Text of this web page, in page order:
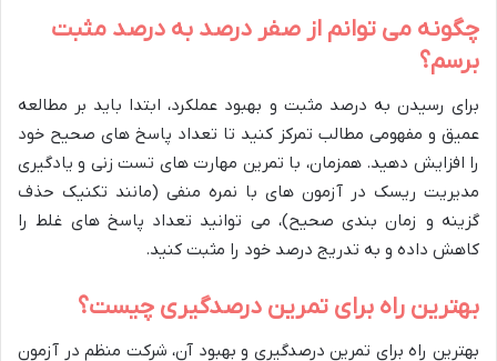
چگونه می توانم از صفر درصد به درصد مثبت
برسم؟
برای رسیدن به درصد مثبت و بهبود عملکرد، ابتدا باید بر مطالعه
عمیق و مفهومی مطالب تمرکز کنید تا تعداد پاسخ های صحیح خود
را افزایش دهید. همزمان، با تمرین مهارت های تست زنی و یادگیری
مدیریت ریسک در آزمون های با نمره منفی (مانند تکنیک حذف
گزینه و زمان بندی صحیح)، می توانید تعداد پاسخ های غلط را
کاهش داده و به تدریج درصد خود را مثبت کنید.
بهترین راه برای تمرین درصدگیری چیست؟
بهترین راه برای تمرین درصدگیری و بهبود آن، شرکت منظم در آزمون